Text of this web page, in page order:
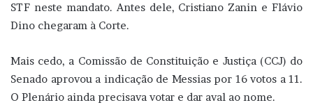
STF neste mandato. Antes dele, Cristiano Zanin e Flávio
Dino chegaram à Corte.
Mais cedo, a Comissão de Constituição e Justiça (CCJ) do
Senado aprovou a indicação de Messias por 16 votos a 11.
O Plenário ainda precisava votar e dar aval ao nome.